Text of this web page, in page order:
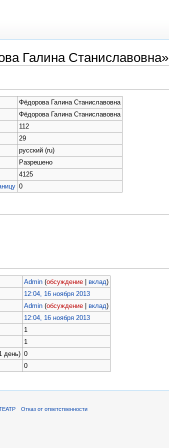
Галина Станиславовна»
Фёдорова Галина Станиславовна
Фёдорова Галина Станиславовна
112
29
русский (ru)
Разрешено
4125
0
Admin (обсуждение| вклад)
12:04, 16 ноября 2013
Admin (обсуждение| вклад)
12:04, 16 ноября 2013
1
1
день) 0
0
Отказ от ответственности